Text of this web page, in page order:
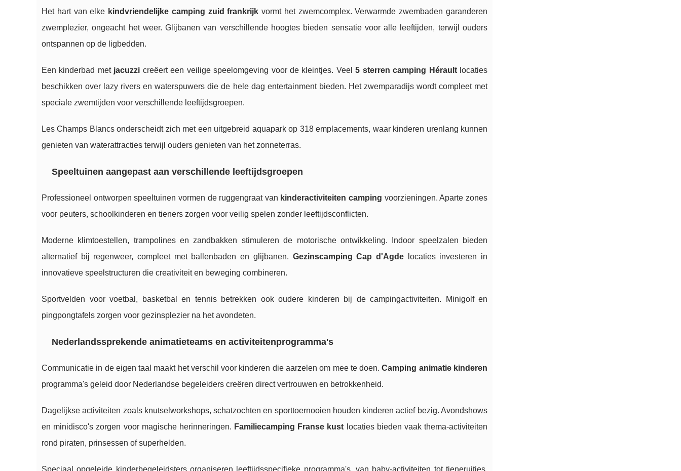
Het hart van elke kindvriendelijke camping zuid frankrijk vormt het zwemcomplex. Verwarmde zwembaden garanderen
zwemplezier, ongeacht het weer. Glijbanen van verschillende hoogtes bieden sensatie voor alle leeftijden, terwijl ouders
ontspannen op de ligbedden.
Een kinderbad met jacuzzi creëert een veilige speelomgeving voor de kleintjes. Veel5 sterren camping Héraultlocaties
beschikken over lazy rivers en waterspuwers die de hele dag entertainment bieden. Het zwemparadijs wordt compleet met
speciale zwemtijden voor verschillende leeftijdsgroepen.
Les Champs Blancs onderscheidt zich met een uitgebreid aquapark op 318 emplacements, waar kinderen urenlang kunnen
genieten van waterattracties terwijl ouders genieten van het zonneterras.
Speeltuinen aangepast aan verschillende leeftijdsgroepen
Professioneel ontworpen speeltuinen vormen de ruggengraat van kinderactiviteiten camping voorzieningen. Aparte zones
voor peuters, schoolkinderen en tieners zorgen voor veilig spelen zonder leeftijdsconflicten.
Moderne klimtoestellen, trampolines en zandbakken stimuleren de motorische ontwikkeling. Indoor speelzalen bieden
alternatief bij regenweer, compleet met ballenbaden en glijbanen. Gezinscamping Cap d'Agdelocaties investeren in
innovatieve speelstructuren die creativiteit en beweging combineren.
Sportvelden voor voetbal, basketbal en tennis betrekken ook oudere kinderen bij de campingactiviteiten. Minigolf en
pingpongtafels zorgen voor gezinsplezier na het avondeten.
Nederlandssprekende animatieteams en activiteitenprogramma's
Communicatie in de eigen taal maakt het verschil voor kinderen die aarzelen om mee te doen.Camping animatie kinderen
programma's geleid door Nederlandse begeleiders creëren direct vertrouwen en betrokkenheid.
Dagelijkse activiteiten zoals knutselworkshops, schatzochten en sporttoernooien houden kinderen actief bezig. Avondshows
en minidisco's zorgen voor magische herinneringen. Familiecamping Franse kust locaties bieden vaak thema-activiteiten
rond piraten, prinsessen of superhelden.